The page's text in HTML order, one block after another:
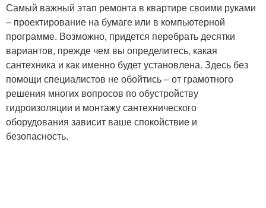
Самый важный этап ремонта в квартире своими руками
– проектирование на бумаге или в компьютерной
программе. Возможно, придется перебрать десятки
вариантов, прежде чем вы определитесь, какая
сантехника и как именно будет установлена. Здесь без
помощи специалистов не обойтись – от грамотного
решения многих вопросов по обустройству
гидроизоляции и монтажу сантехнического
оборудования зависит ваше спокойствие и
безопасность.